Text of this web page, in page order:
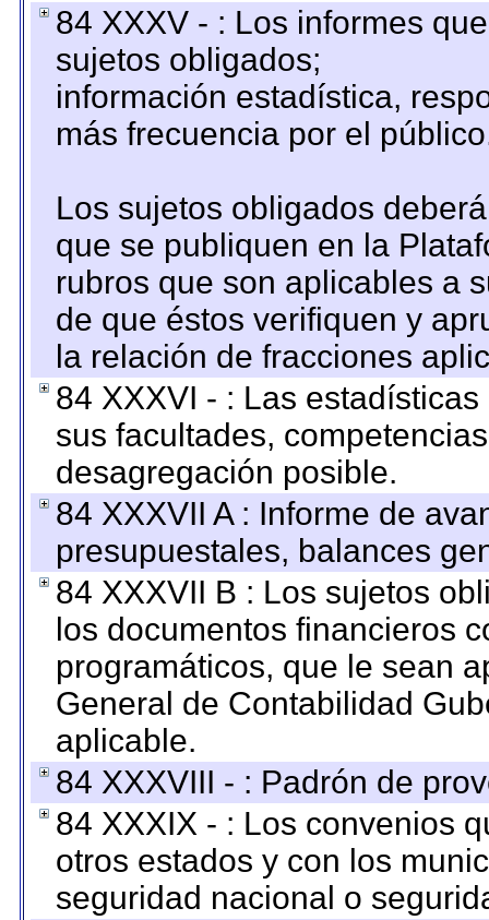
84 XXXV - : Los informes
sujetos obligados;
información estadística,
más frecuencia por el
Los sujetos obligados
que se publiquen en la
rubros que son aplicables a
de que éstos verifiquen y
la relación de fracciones
84 XXXVI - : Las
sus facultades,
desagregación posible.
84 XXXVII A : Informe de
presupuestales, balances
84 XXXVII B : Los sujetos
los documentos financieros
programáticos, que le sean
General de Contabilidad
aplicable.
84 XXXVIII - : Padrón de
84 XXXIX - : Los convenios
otros estados y con los
seguridad nacional o